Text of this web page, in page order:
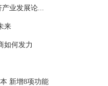
产业发展论...
来
如何发力
新增8项功能